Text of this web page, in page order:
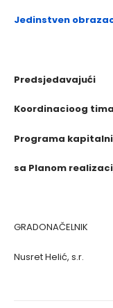
Jedinstven
Predsjedavajući
Koordinacioog
Programa
sa Planom
GRADONAČELNIK
Nusret Helić, s.r.